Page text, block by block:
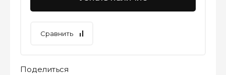
Сравнить
Поделиться